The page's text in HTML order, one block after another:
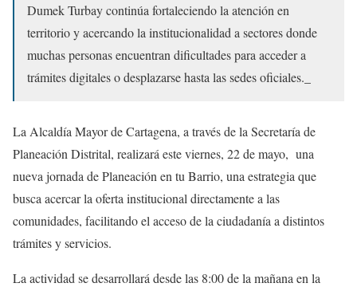
Dumek Turbay continúa fortaleciendo la atención en
territorio y acercando la institucionalidad a sectores donde
muchas personas encuentran dificultades para acceder a
trámites digitales o desplazarse hasta las sedes oficiales._
La Alcaldía Mayor de Cartagena, a través de la Secretaría de
Planeación Distrital, realizará este viernes, 22 de mayo, una
nueva jornada de Planeación en tu Barrio, una estrategia que
busca acercar la oferta institucional directamente a las
comunidades, facilitando el acceso de la ciudadanía a distintos
trámites y servicios.
La actividad se desarrollará desde las 8:00 de la mañana en la